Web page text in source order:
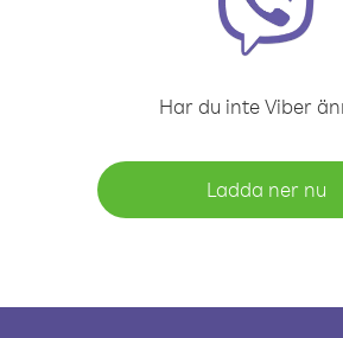
Har du inte Viber
Ladda ner nu